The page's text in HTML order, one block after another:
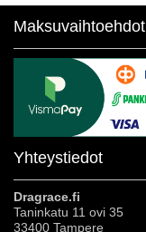
Maksuvaihtoehdot
Yhteystiedot
Dragrace.fi
Taninkatu 11 ovi 35
33400 Tampere